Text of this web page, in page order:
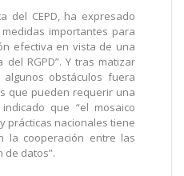
del CEPD, ha expresado
importantes para
efectiva en vista de una
RGPD”. Y tras matizar
obstáculos fuera
que pueden requerir una
que “el mosaico
prácticas nacionales tiene
la cooperación entre las
de datos”.